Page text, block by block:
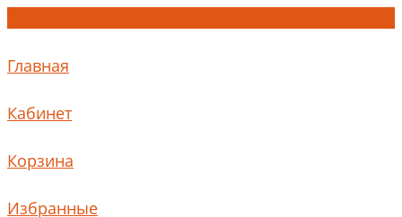
Главная
Кабинет
Корзина
Избранные